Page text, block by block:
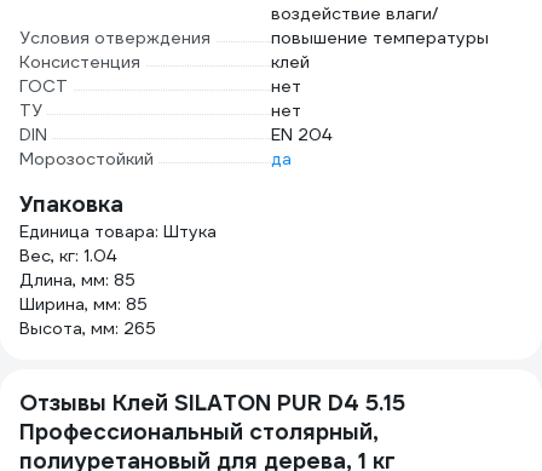
Условия отверждения
воздействие влаги/
повышение температуры
Консистенция
клей
ГОСТ
нет
ТУ
нет
DIN
EN 204
Морозостойкий
да
Упаковка
Единица товара: Штука
Вес, кг: 1.04
Длина, мм: 85
Ширина, мм: 85
Высота, мм: 265
Отзывы Клей SILATON PUR D4 5.15
Профессиональный столярный,
полиуретановый для дерева, 1 кг